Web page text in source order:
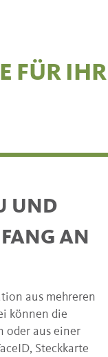
FÜR IHR
UND
AN
aus mehreren
können die
oder aus einer
Steckkarte